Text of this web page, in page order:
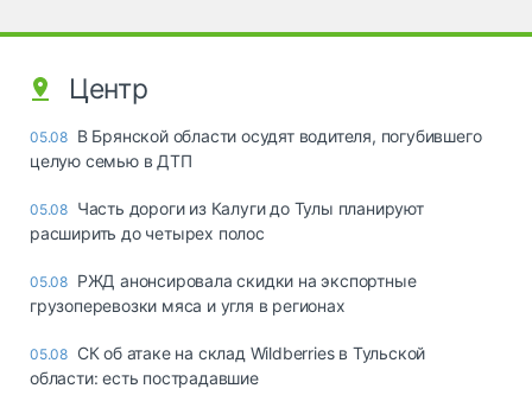
Центр
05.08 В Брянской области осудят водителя, погубившего
целую семью в ДТП
05.08 Часть дороги из Калуги до Тулы планируют
расширить до четырех полос
05.08 РЖД анонсировала скидки на экспортные
грузоперевозки мяса и угля в регионах
05.08 СК об атаке на склад Wildberries в Тульской
области: есть пострадавшие